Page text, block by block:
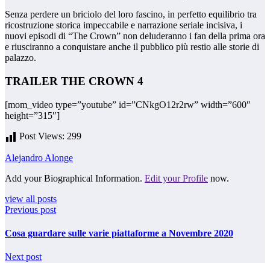
Senza perdere un briciolo del loro fascino, in perfetto equilibrio tra
ricostruzione storica impeccabile e narrazione seriale incisiva, i
nuovi episodi di “The Crown” non deluderanno i fan della prima ora
e riusciranno a conquistare anche il pubblico più restio alle storie di
palazzo.
TRAILER THE CROWN 4
[mom_video type=”youtube” id=”CNkgO12r2rw” width=”600″
height=”315″]
Post Views: 299
Alejandro Alonge
Add your Biographical Information. Edit your Profile now.
view all posts
Previous post
Cosa guardare sulle varie piattaforme a Novembre 2020
Next post